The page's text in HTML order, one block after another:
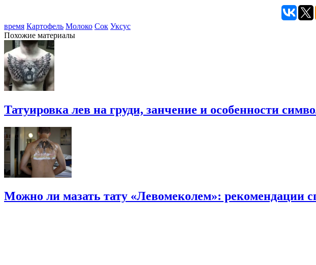
время Картофель Молоко Сок Уксус
Похожие материалы
Татуировка лев на груди, занчение и особенности
Можно ли мазать тату «Левомеколем»: рекомендации